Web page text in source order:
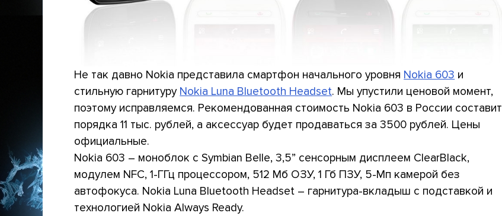
Не так давно Nokia представила смартфон начального уровня Nokia 603 и
стильную гарнитуру Nokia Luna Bluetooth Headset. Мы упустили ценовой момент,
поэтому исправляемся. Рекомендованная стоимость Nokia 603 в России составит
порядка 11 тыс. рублей, а аксессуар будет продаваться за 3500 рублей. Цены
официальные.
Nokia 603 – моноблок с Symbian Belle, 3,5” сенсорным дисплеем ClearBlack,
модулем NFC, 1-ГГц процессором, 512 Мб ОЗУ, 1 Гб ПЗУ, 5-Мп камерой без
автофокуса. Nokia Luna Bluetooth Headset – гарнитура-вкладыш с подставкой и
технологией Nokia Always Ready.